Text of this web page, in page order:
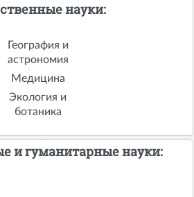
науки:
География и
астрономия
Медицина
Экология и
ботаника
и гуманитарные науки: